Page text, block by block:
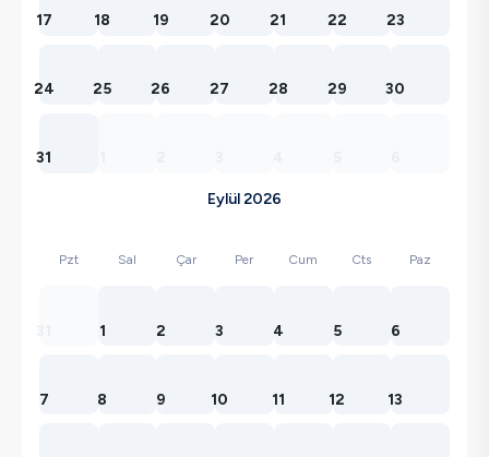
17 18 19 20 21 22 23
24 25 26 27 28 29 30
31
Eylül 2026
Pzt Sal Çar Per Cum Cts Paz
1 2 3 4 5 6
7 8 9 10 11 12 13